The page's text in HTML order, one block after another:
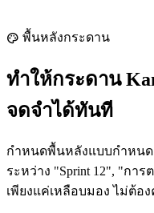
palette พื้นหลังกระดาน
ทำให้กระดาน
จดจำได้ทันที
กำหนดพื้นหลังแบบกำหนด
ระหว่าง "Sprint 12", "กา
เพียงแค่เหลือบมอง ไม่ต้อ